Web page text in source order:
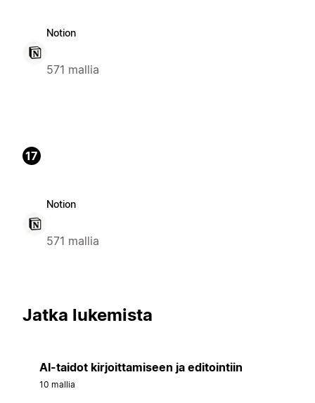
Notion
571 mallia
17
Notion
571 mallia
Jatka lukemista
AI-taidot kirjoittamiseen ja editointiin
10 mallia